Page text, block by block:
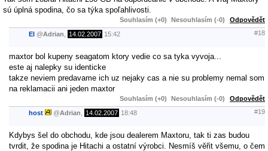
sú úplná spodina, čo sa týka spoľahlivosti.
Souhlasím (+0) Nesouhlasím (-0) Odpovědět
El @Adrian 14.02.2007 15:42 #18
maxtor bol kupeny seagatom ktory vedie co sa tyka vyvoja...
este aj nalepky su identicke
takze neviem predavame ich uz nejaky cas a nie su problemy nemal som
na reklamacii ani jeden maxtor
Souhlasím (+0) Nesouhlasím (-0) Odpovědět
host @Adrian 14.02.2007 18:48 #19
Kdybys šel do obchodu, kde jsou dealerem Maxtoru, tak ti zas budou
tvrdit, že spodina je Hitachi a ostatní výrobci. Nesmíš věřit všemu, o čem